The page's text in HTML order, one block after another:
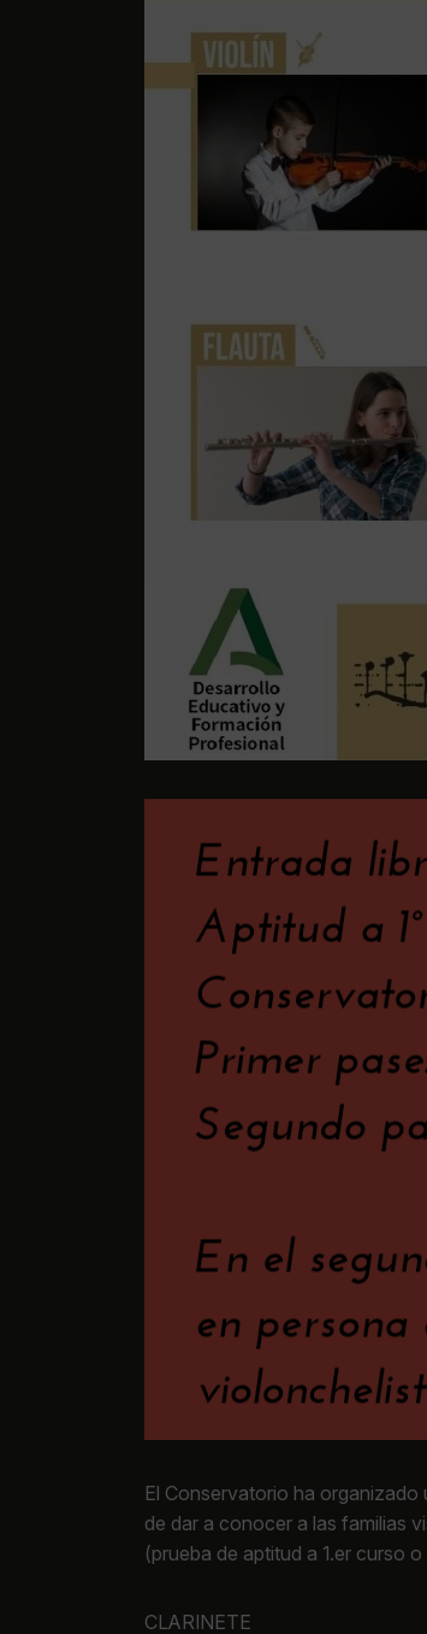
El Conservatorio ha organizado
de dar a conocer a las familias
(prueba de aptitud a 1.er curso
CLARINETE